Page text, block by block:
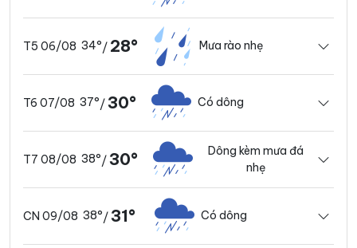
T5 06/08 34°/ 28° Mưa rào nhẹ
T6 07/08 37°/30° Có dông
T7 08/08 38°/30°
Dông kèm mưa đá
nhẹ
CN 09/08 38°/31° Có dông